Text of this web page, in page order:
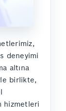
deneyimi
altına
birlikte,
hizmetleri